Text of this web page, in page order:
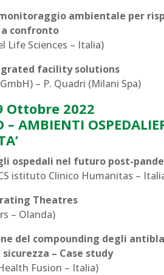
monitoraggio ambientale per
confronto
Life Sciences – Italia)
facility solutions
– P. Quadri (Milani Spa)
Ottobre 2022
– AMBIENTI
ospedali nel futuro post-
istituto Clinico Humanitas –
Theatres
– Olanda)
del compounding degli
– Case study
Fusion – Italia)